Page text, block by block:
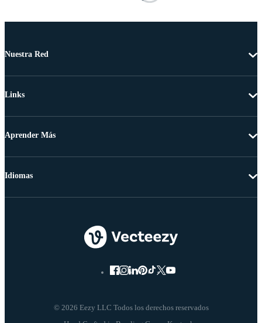
Nuestra Red
Links
Aprender Más
© 2026 Eezy LLC Todos los derechos reservados
Idiomas